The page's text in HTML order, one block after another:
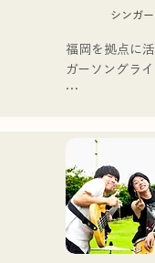
初のフルアル
2025.12.31に
iTunesカントリ
て」、FBS「福
ん。」、「発
く！」や
STREET
Hannibal
Festival
地元音楽イベ
ハウスを中心
ンスをしている
シンガ
福岡を拠点に
ガーソングライ
ードの繊細さ
曲を届けてい
コンセプトは
ままで。僕と